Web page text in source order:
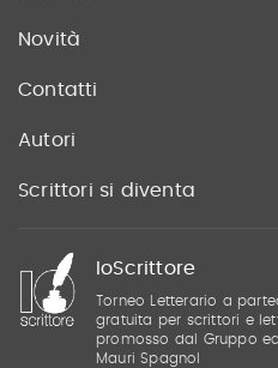
Novità
Contatti
Autori
Scrittori si diventa
IoScrittore
Torneo Letterario a
gratuita per scrittori e
promosso dal Gruppo
Mauri Spagnol